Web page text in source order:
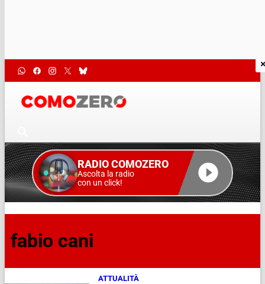
RADIO COMOZERO
Ascolta la radio
con un click!
fabio cani
ATTUALITÀ